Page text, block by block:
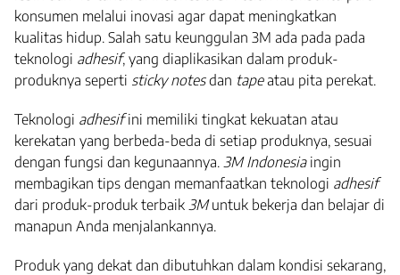
konsumen melalui inovasi agar dapat meningkatkan
kualitas hidup. Salah satu keunggulan 3M ada pada pada
teknologi adhesif, yang diaplikasikan dalam produk-
produknya seperti sticky notesdan tapeatau pita perekat.
Teknologi adhesifini memiliki tingkat kekuatan atau
kerekatan yang berbeda-beda di setiap produknya, sesuai
dengan fungsi dan kegunaannya. 3M Indonesiaingin
membagikan tips dengan memanfaatkan teknologi adhesif
dari produk-produk terbaik 3Muntuk bekerja dan belajar di
manapun Anda menjalankannya.
Produk yang dekat dan dibutuhkan dalam kondisi sekarang,